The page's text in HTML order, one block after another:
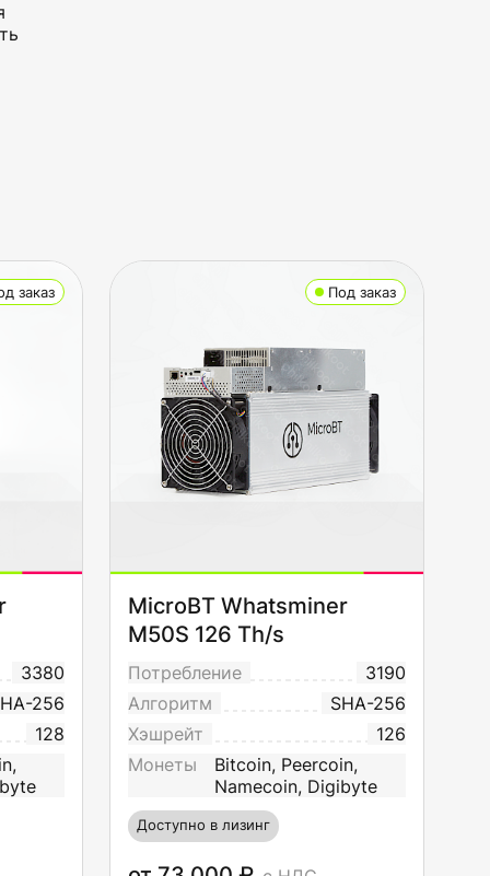
заказ
3380
256
128
Под заказ
MicroBT Whatsminer
M50S 126 Th/s
Потребление
3190
Алгоритм
SHA-256
Хэшрейт
126
Монеты
Bitcoin, Peercoin,
Namecoin, Digibyte
Доступно в лизинг